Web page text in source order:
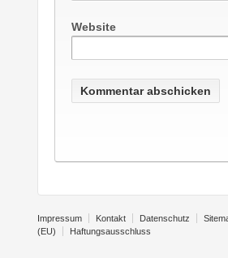
Website
Impressum Kontakt Datenschutz
(EU)
Haftungsausschluss